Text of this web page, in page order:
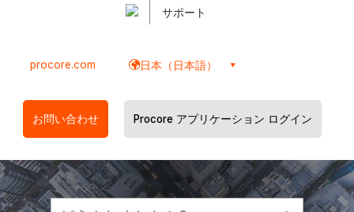
サポート
procore.com 日本（日本語）
お問い合わせ Procore アプリケーション ログイン